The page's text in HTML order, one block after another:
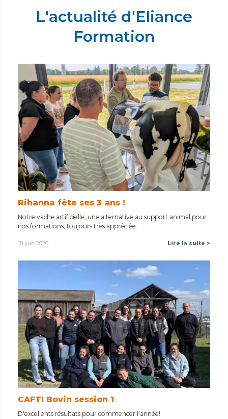
L'actualité d'Eliance
Formation
Rihanna fête ses 3 ans !
Notre vache artificielle, une alternative au support animal pour
nos formations, toujours très appréciée.
18 juin 2026 Lire la suite >
CAFTI Bovin session 1
D'excellents résultats pour commencer l'année!